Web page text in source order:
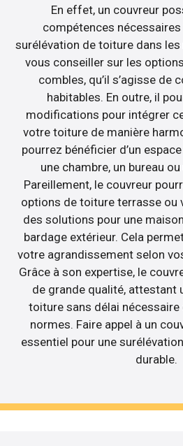
En effet, un couvreur
compétences
surélévation de toiture dans les
vous conseiller sur les
combles, qu’il s’agisse de
habitables. En outre, il
modifications pour intégrer
votre toiture de manière
pourrez bénéficier d’un
une chambre, un bureau
Pareillement, le couvreur
options de toiture terrasse ou
des solutions pour une
bardage extérieur. Cela
votre agrandissement selon
Grâce à son expertise, le
de grande qualité, attestant
toiture sans délai
normes. Faire appel à un
essentiel pour une
durable.